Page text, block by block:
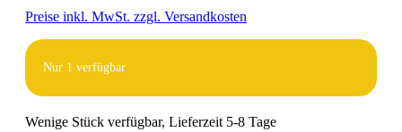
Preise inkl. MwSt. zzgl. Versandkosten
Nur 1 verfügbar
Wenige Stück verfügbar, Lieferzeit 5-8 Tage